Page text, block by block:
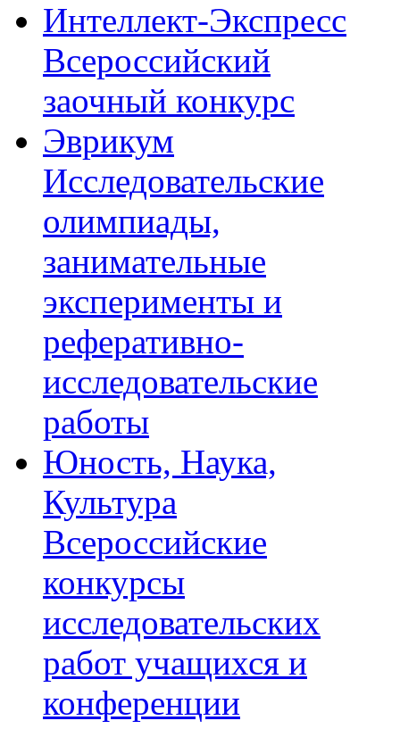
Интеллект-Экспресс
Всероссийский
заочный конкурс
Эврикум
Исследовательские
олимпиады,
занимательные
эксперименты и
реферативно-
исследовательские
работы
Юность, Наука,
Культура
Всероссийские
конкурсы
исследовательских
работ учащихся и
конференции